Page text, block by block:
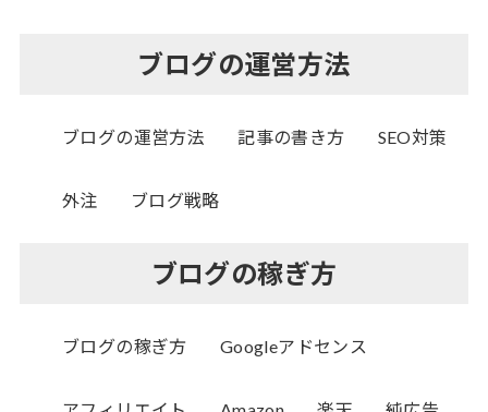
ブログの運営方法
ブログの運営方法 記事の書き方 SEO対策
外注 ブログ戦略
ブログの稼ぎ方
ブログの稼ぎ方 Googleアドセンス